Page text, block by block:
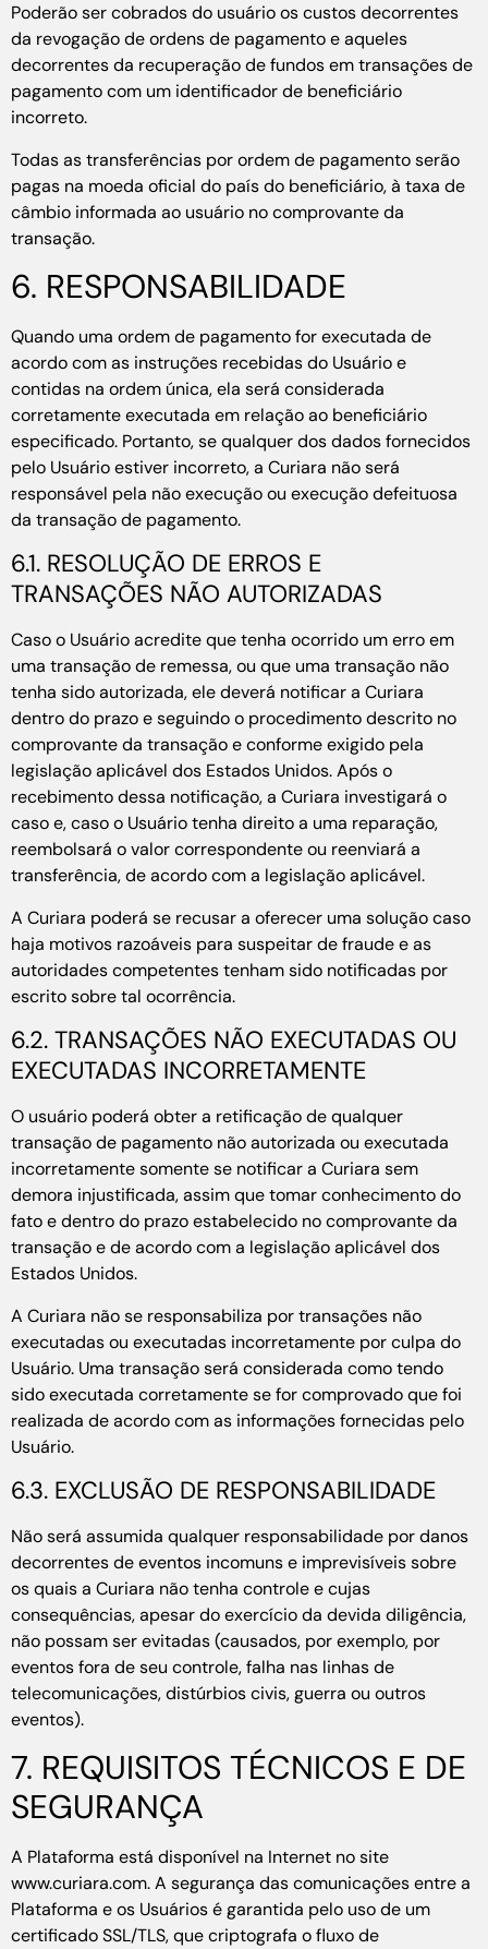
Poderão ser cobrados do usuário os custos decorrentes
da revogação de ordens de pagamento e aqueles
decorrentes da recuperação de fundos em transações de
pagamento com um identificador de beneficiário
incorreto.
Todas as transferências por ordem de pagamento serão
pagas na moeda oficial do país do beneficiário, à taxa de
câmbio informada ao usuário no comprovante da
transação.
6. RESPONSABILIDADE
Quando uma ordem de pagamento for executada de
acordo com as instruções recebidas do Usuário e
contidas na ordem única, ela será considerada
corretamente executada em relação ao beneficiário
especificado. Portanto, se qualquer dos dados fornecidos
pelo Usuário estiver incorreto, a Curiara não será
responsável pela não execução ou execução defeituosa
da transação de pagamento.
6.1. RESOLUÇÃO DE ERROS E
TRANSAÇÕES NÃO AUTORIZADAS
Caso o Usuário acredite que tenha ocorrido um erro em
uma transação de remessa, ou que uma transação não
tenha sido autorizada, ele deverá notificar a Curiara
dentro do prazo e seguindo o procedimento descrito no
comprovante da transação e conforme exigido pela
legislação aplicável dos Estados Unidos. Após o
recebimento dessa notificação, a Curiara investigará o
caso e, caso o Usuário tenha direito a uma reparação,
reembolsará o valor correspondente ou reenviará a
transferência, de acordo com a legislação aplicável.
A Curiara poderá se recusar a oferecer uma solução caso
haja motivos razoáveis para suspeitar de fraude e as
autoridades competentes tenham sido notificadas por
escrito sobre tal ocorrência.
6.2. TRANSAÇÕES NÃO EXECUTADAS OU
EXECUTADAS INCORRETAMENTE
O usuário poderá obter a retificação de qualquer
transação de pagamento não autorizada ou executada
incorretamente somente se notificar a Curiara sem
demora injustificada, assim que tomar conhecimento do
fato e dentro do prazo estabelecido no comprovante da
transação e de acordo com a legislação aplicável dos
Estados Unidos.
A Curiara não se responsabiliza por transações não
executadas ou executadas incorretamente por culpa do
Usuário. Uma transação será considerada como tendo
sido executada corretamente se for comprovado que foi
realizada de acordo com as informações fornecidas pelo
Usuário.
6.3. EXCLUSÃO DE RESPONSABILIDADE
Não será assumida qualquer responsabilidade por danos
decorrentes de eventos incomuns e imprevisíveis sobre
os quais a Curiara não tenha controle e cujas
consequências, apesar do exercício da devida diligência,
não possam ser evitadas (causados, por exemplo, por
eventos fora de seu controle, falha nas linhas de
telecomunicações, distúrbios civis, guerra ou outros
eventos).
7. REQUISITOS TÉCNICOS E DE
SEGURANÇA
A Plataforma está disponível na Internet no site
www.curiara.com. A segurança das comunicações entre a
Plataforma e os Usuários é garantida pelo uso de um
certificado SSL/TLS, que criptografa o fluxo de